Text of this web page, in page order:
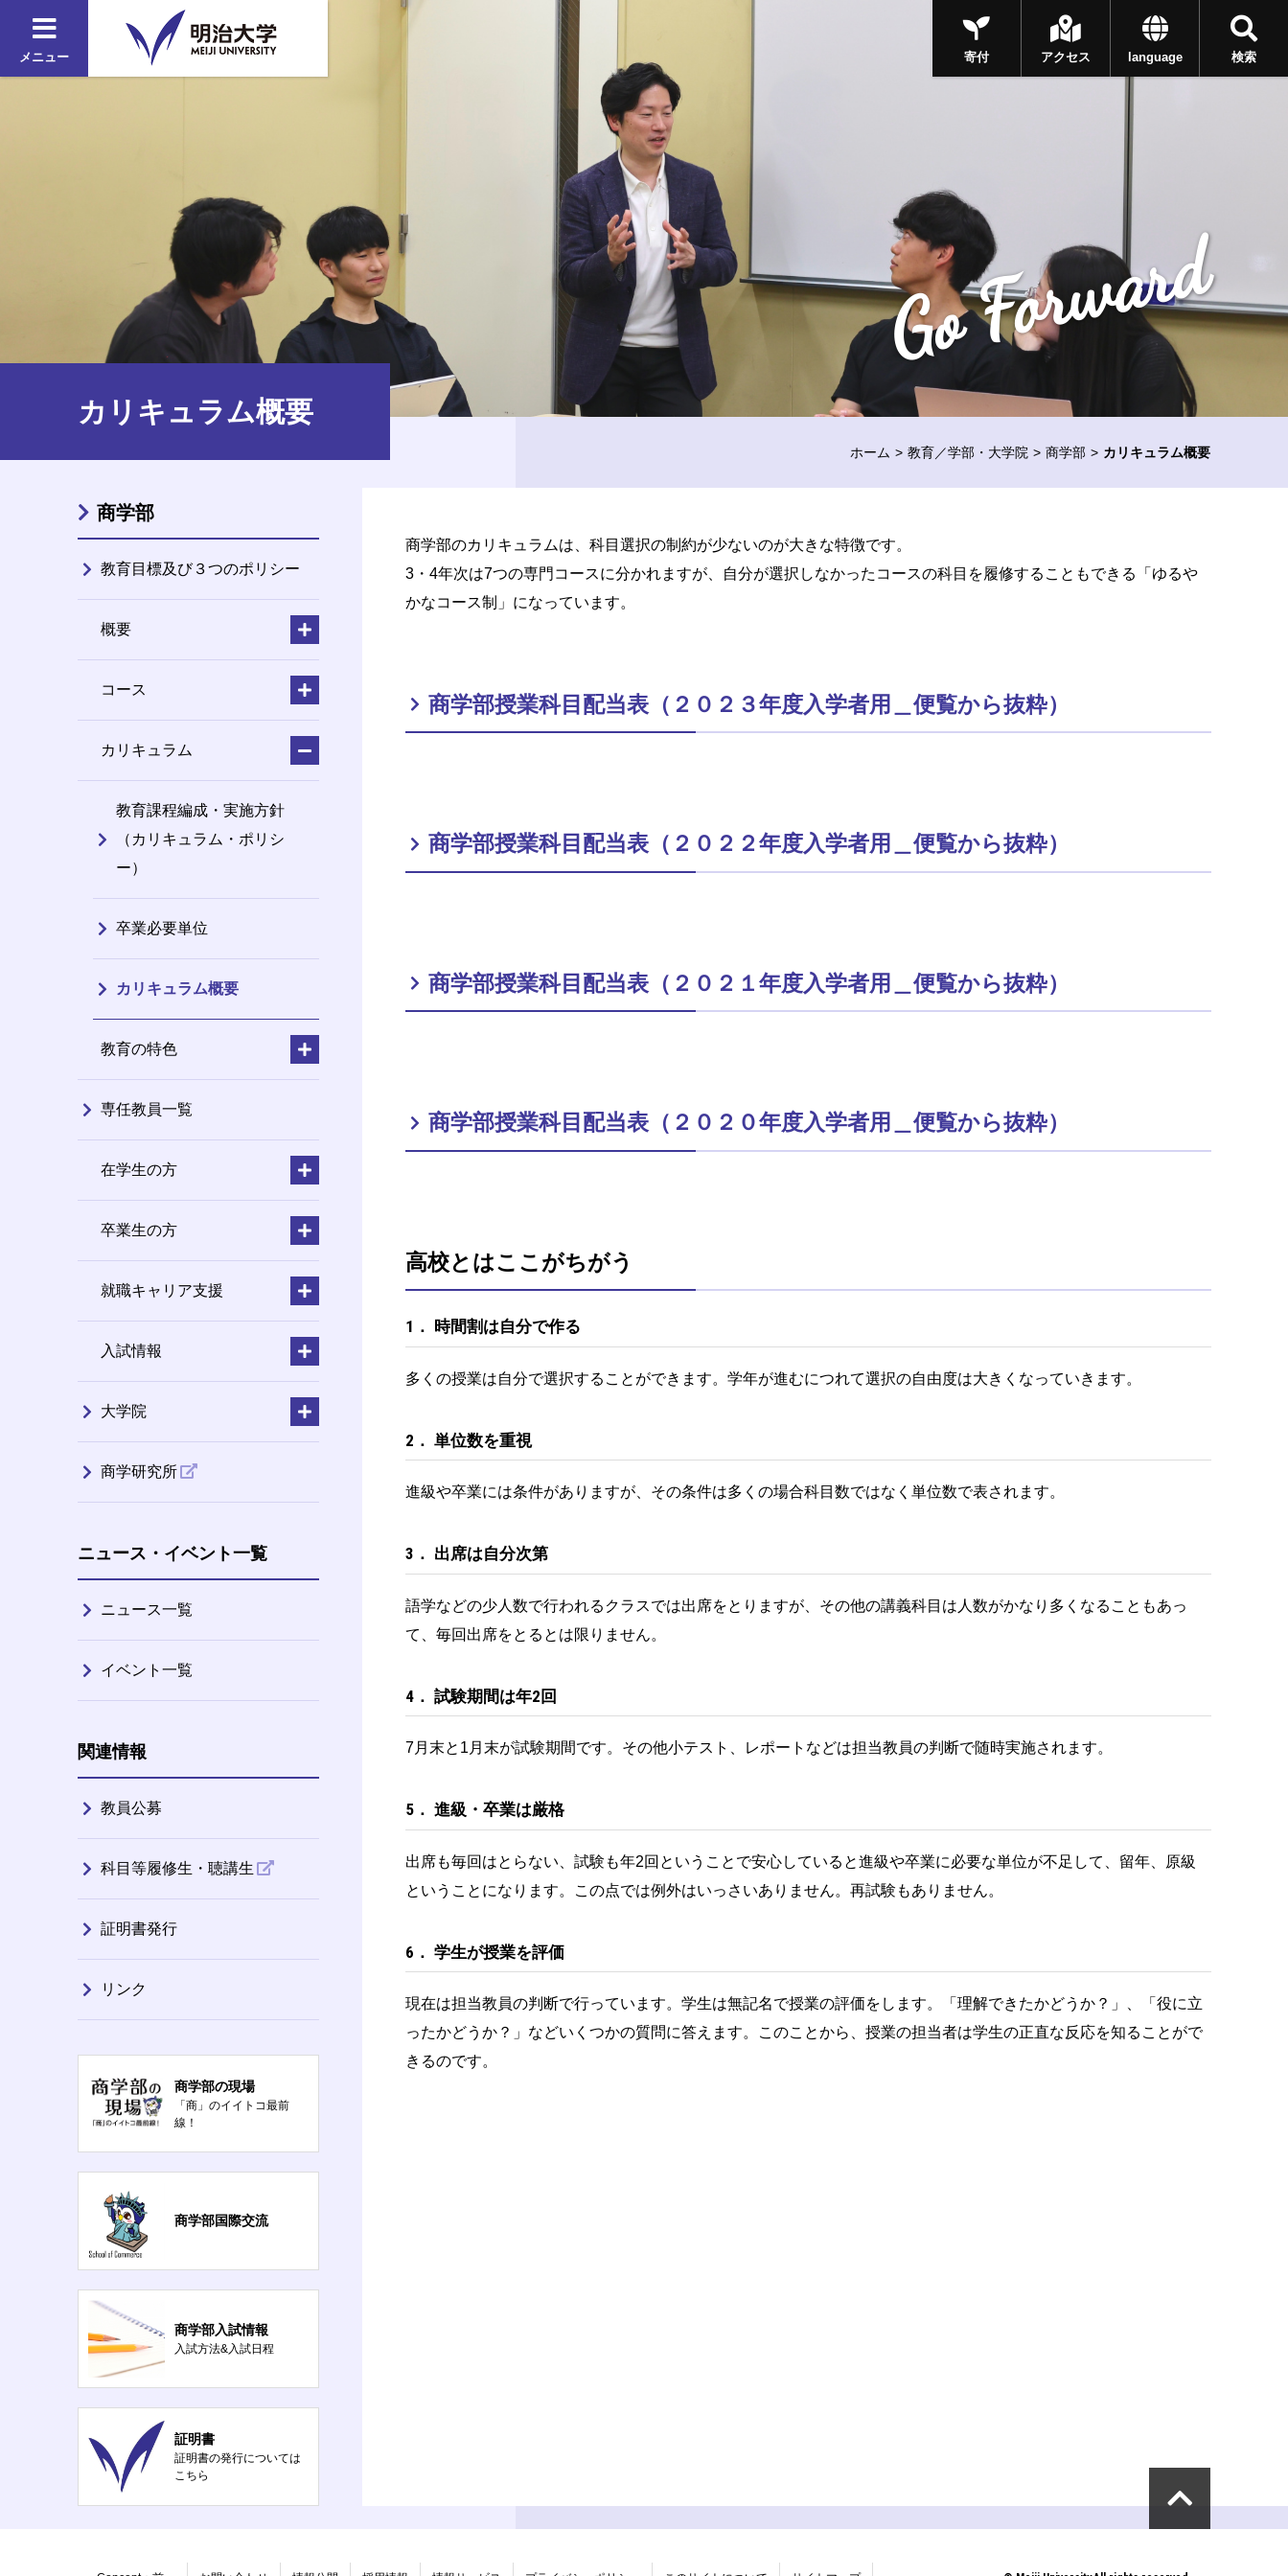
メニュー 検索
language
アクセス
寄付
Go Forward
カリキュラム概要
ホーム 教育／学部・大学院 商学部 カリキュラム概要
商学部のカリキュラムは、科目選択の制約が少ないのが大きな特徴です。
3・4年次は7つの専門コースに分かれますが、自分が選択しなかったコースの科目を履修することもできる「ゆるや
かなコース制」になっています。
商学部授業科目配当表（２０２３年度入学者用＿便覧から抜粋）
商学部授業科目配当表（２０２２年度入学者用＿便覧から抜粋）
商学部授業科目配当表（２０２１年度入学者用＿便覧から抜粋）
商学部授業科目配当表（２０２０年度入学者用＿便覧から抜粋）
高校とはここがちがう
1． 時間割は自分で作る
多くの授業は自分で選択することができます。学年が進むにつれて選択の自由度は大きくなっていきます。
2． 単位数を重視
進級や卒業には条件がありますが、その条件は多くの場合科目数ではなく単位数で表されます。
3． 出席は自分次第
語学などの少人数で行われるクラスでは出席をとりますが、その他の講義科目は人数がかなり多くなることもあっ
て、毎回出席をとるとは限りません。
4． 試験期間は年2回
7月末と1月末が試験期間です。その他小テスト、レポートなどは担当教員の判断で随時実施されます。
5． 進級・卒業は厳格
出席も毎回はとらない、試験も年2回ということで安心していると進級や卒業に必要な単位が不足して、留年、原級
ということになります。この点では例外はいっさいありません。再試験もありません。
6． 学生が授業を評価
現在は担当教員の判断で行っています。学生は無記名で授業の評価をします。「理解できたかどうか？」、「役に立
ったかどうか？」などいくつかの質問に答えます。このことから、授業の担当者は学生の正直な反応を知ることがで
きるのです。
商学部
教育目標及び３つのポリシー
概要
コース
カリキュラム
教育課程編成・実施方針
（カリキュラム・ポリシ
ー）
卒業必要単位
カリキュラム概要
教育の特色
専任教員一覧
在学生の方
卒業生の方
就職キャリア支援
入試情報
大学院
商学研究所
ニュース・イベント一覧
ニュース一覧
イベント一覧
関連情報
教員公募
科目等履修生・聴講生
証明書発行
リンク
商学部の現場
「商」のイイトコ最前
線！
商学部国際交流
商学部入試情報
入試方法&入試日程
証明書
証明書の発行については
こちら